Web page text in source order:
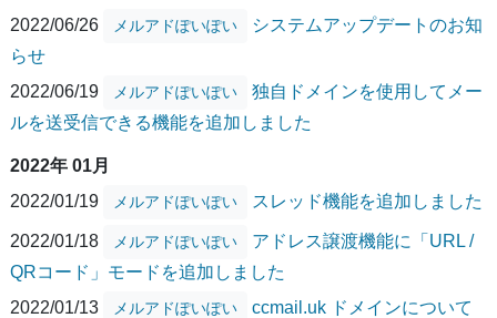
2022/06/26
メルアドぽいぽい
システムアップデートのお知
らせ
2022/06/19
メルアドぽいぽい
独自ドメインを使用してメー
ルを送受信できる機能を追加しました
2022年 01月
2022/01/19
メルアドぽいぽい スレッド機能を追加しました
2022/01/18 メルアドぽいぽい
アドレス譲渡機能に「URL /
QRコード」モードを追加しました
2022/01/13
メルアドぽいぽい
ccmail.uk ドメインについて